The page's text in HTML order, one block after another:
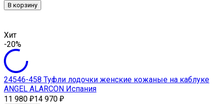
В корзину
Хит
-20%
24546-458 Туфли лодочки женские кожаные на каблуке
ANGEL ALARCON Испания
11 980 ₽14 970 ₽